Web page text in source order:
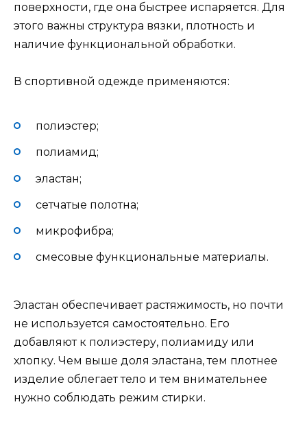
поверхности, где она быстрее испаряется. Для
этого важны структура вязки, плотность и
наличие функциональной обработки.
В спортивной одежде применяются:
полиэстер;
полиамид;
эластан;
сетчатые полотна;
микрофибра;
смесовые функциональные материалы.
Эластан обеспечивает растяжимость, но почти
не используется самостоятельно. Его
добавляют к полиэстеру, полиамиду или
хлопку. Чем выше доля эластана, тем плотнее
изделие облегает тело и тем внимательнее
нужно соблюдать режим стирки.